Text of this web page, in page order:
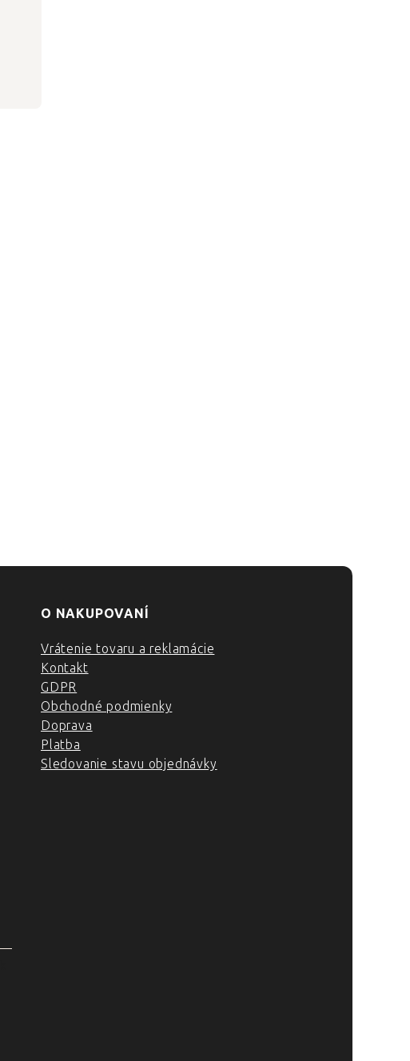
O NAKUPOVANÍ
Vrátenie tovaru a reklamácie
Kontakt
GDPR
Obchodné podmienky
Doprava
Platba
Sledovanie stavu objednávky